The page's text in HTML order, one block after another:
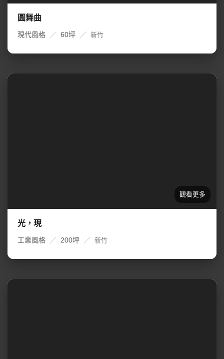
圓舞曲
現代風格 ／ 60坪 ／ 新竹
光，現
工業風格 ／ 200坪 ／ 新竹